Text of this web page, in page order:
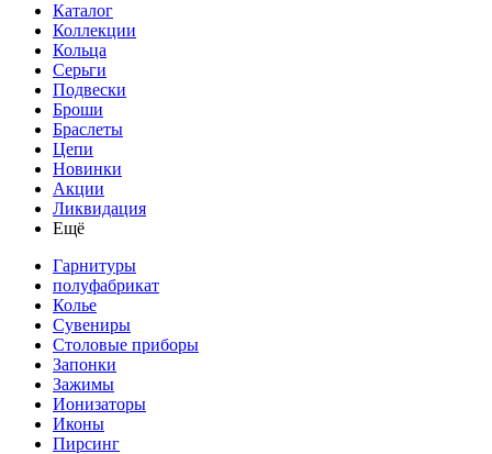
Каталог
Коллекции
Кольца
Серьги
Подвески
Броши
Браслеты
Цепи
Новинки
Акции
Ликвидация
Ещё
Гарнитуры
полуфабрикат
Колье
Сувениры
Столовые приборы
Запонки
Зажимы
Ионизаторы
Иконы
Пирсинг